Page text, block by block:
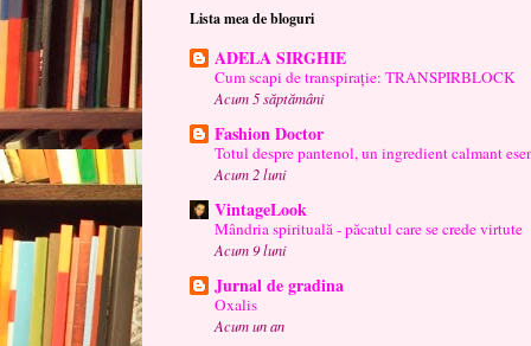
Lista mea de bloguri
ADELA SIRGHIE
Cum scapi de transpirație: TRANSPIRBLOCK
Acum 5 săptămâni
Fashion Doctor
Totul despre pantenol, un ingredient calmant
Acum 2 luni
VintageLook
Mândria spirituală - păcatul care se crede virtute
Acum 9 luni
Jurnal de gradina
Oxalis
Acum un an